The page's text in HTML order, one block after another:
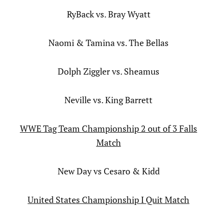
RyBack vs. Bray Wyatt
Naomi & Tamina vs. The Bellas
Dolph Ziggler vs. Sheamus
Neville vs. King Barrett
WWE Tag Team Championship 2 out of 3 Falls
Match
New Day vs Cesaro & Kidd
United States Championship I Quit Match